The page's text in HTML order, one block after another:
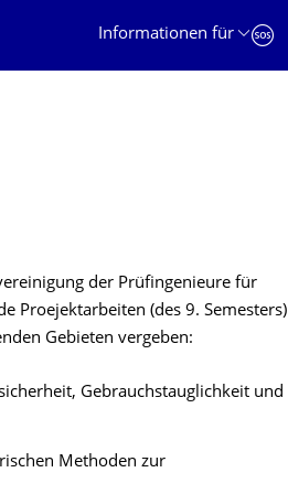
Informationen für
der Prüfingenieure für
Proejektarbeiten (des 9. Semesters)
Gebieten vergeben:
Gebrauchstauglichkeit und
Methoden zur